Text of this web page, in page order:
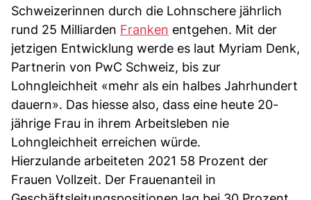
Schweizerinnen durch die Lohnschere jährlich
rund 25 Milliarden Franken entgehen. Mit der
jetzigen Entwicklung werde es laut Myriam Denk,
Partnerin von PwC Schweiz, bis zur
Lohngleichheit «mehr als ein halbes Jahrhundert
dauern». Das hiesse also, dass eine heute 20-
jährige Frau in ihrem Arbeitsleben nie
Lohngleichheit erreichen würde.
Hierzulande arbeiteten 2021 58 Prozent der
Frauen Vollzeit. Der Frauenanteil in